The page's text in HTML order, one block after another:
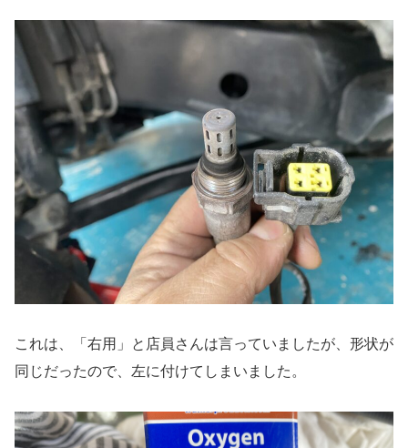
これは、「右用」と店員さんは言っていましたが、形状が
同じだったので、左に付けてしまいました。